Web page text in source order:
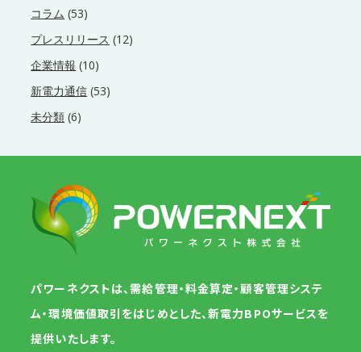
コラム (53)
プレスリリース (12)
企業情報 (10)
新電力通信 (53)
未分類 (6)
パワーネクストは、需給管理・料金算定・顧客管理システ
ム・環境価値取引をはじめとした、新電力BPOサービスを
提供いたします。